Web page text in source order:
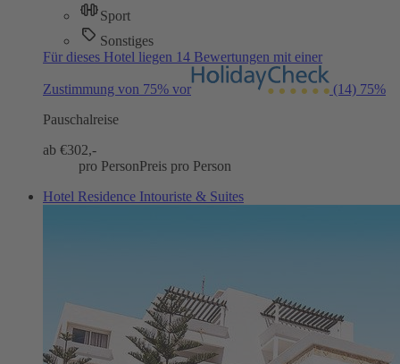
Sport
Sonstiges
Für dieses Hotel liegen 14 Bewertungen mit einer
Zustimmung von 75% vor (14) 75%
Pauschalreise
ab €302,-
pro PersonPreis pro Person
Hotel Residence Intouriste & Suites